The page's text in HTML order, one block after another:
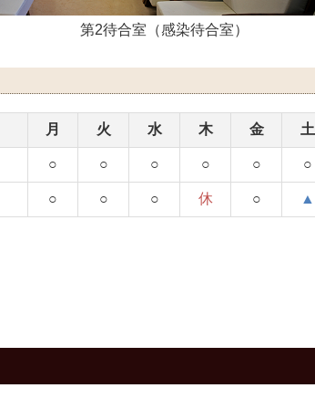
第2待合室（感染待合室）
月 火 水 木 金 土
○ ○ ○ ○ ○ ○
○ ○ ○ 休 ○ ▲